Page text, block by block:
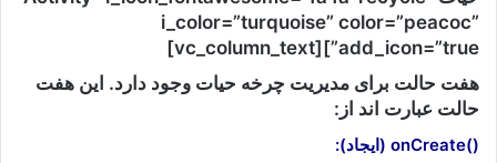
i_color=”turquoise” color=”peacoc”
add_icon=”true”][vc_column_text]
هفت حالت برای مدیریت چرخه حیات وجود دارد. این هفت
حالت عبارت اند از:
()onCreate (ایجاد):